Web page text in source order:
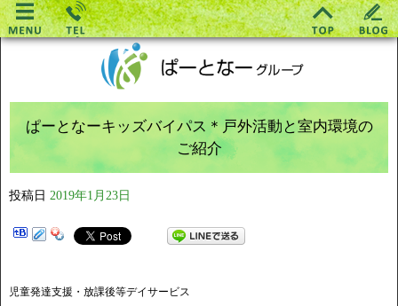
ぱーとなーキッズバイパス＊戸外活動と室内環境の
ご紹介
投稿日 2019年1月23日
児童発達支援・放課後等デイサービス